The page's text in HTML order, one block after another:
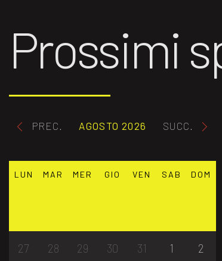
Prossimi
PREC. AGOSTO 2026 SUCC.
LUN MAR MER GIO VEN SAB DOM
27 28 29 30 31 1 2